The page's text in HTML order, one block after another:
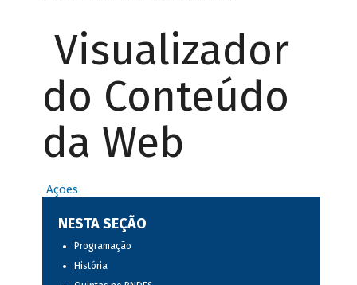
Visualizador
do Conteúdo
da Web
Ações
NESTA SEÇÃO
Programação
História